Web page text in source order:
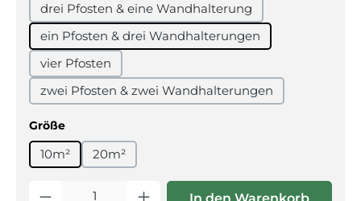
drei Pfosten & eine Wandhalterung
ein Pfosten & drei Wandhalterungen
vier Pfosten
zwei Pfosten & zwei Wandhalterungen
Größeauswählen
10m² 20m²
Produkt Anzahl: Gib den gewünschten Wert ein oder